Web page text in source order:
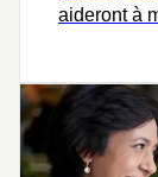
aideront à